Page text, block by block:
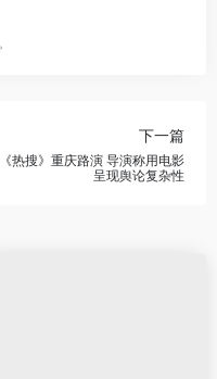
下一篇
《热搜》重庆路演 导演称用电影
呈现舆论复杂性